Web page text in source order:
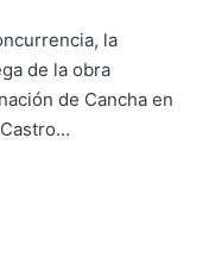
la
de la obra
de Cancha en